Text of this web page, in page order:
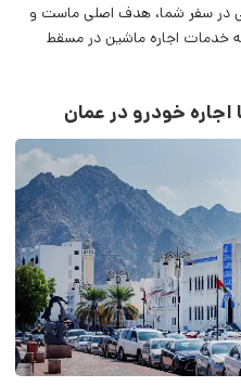
در سفر شما، هدف اصلی ماست و
خدمات اجاره ماشین در مسقط
خودرو در عمان